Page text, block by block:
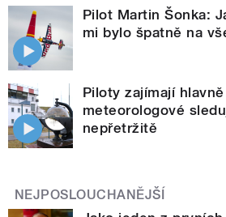
Pilot Martin Šonka:
mi bylo špatně na
Piloty zajímají
meteorologové
nepřetržitě
NEJPOSLOUCHANĚJŠÍ